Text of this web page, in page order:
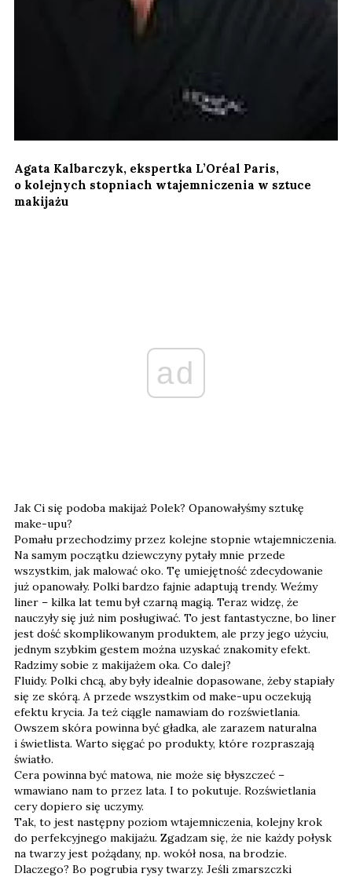
Agata Kalbarczyk, ekspertka L’Oréal Paris,
o kolejnych stopniach wtajemniczenia w sztuce
makijażu
ad
Jak Ci się podoba makijaż Polek? Opanowałyśmy sztukę
make-upu?
Pomału przechodzimy przez kolejne stopnie wtajemniczenia.
Na samym początku dziewczyny pytały mnie przede
wszystkim, jak malować oko. Tę umiejętność zdecydowanie
już opanowały. Polki bardzo fajnie adaptują trendy. Weźmy
liner – kilka lat temu był czarną magią. Teraz widzę, że
nauczyły się już nim posługiwać. To jest fantastyczne, bo liner
jest dość skomplikowanym produktem, ale przy jego użyciu,
jednym szybkim gestem można uzyskać znakomity efekt.
Radzimy sobie z makijażem oka. Co dalej?
Fluidy. Polki chcą, aby były idealnie dopasowane, żeby stapiały
się ze skórą. A przede wszystkim od make-upu oczekują
efektu krycia. Ja też ciągle namawiam do rozświetlania.
Owszem skóra powinna być gładka, ale zarazem naturalna
i świetlista. Warto sięgać po produkty, które rozpraszają
światło.
Cera powinna być matowa, nie może się błyszczeć –
wmawiano nam to przez lata. I to pokutuje. Rozświetlania
cery dopiero się uczymy.
Tak, to jest następny poziom wtajemniczenia, kolejny krok
do perfekcyjnego makijażu. Zgadzam się, że nie każdy połysk
na twarzy jest pożądany, np. wokół nosa, na brodzie.
Dlaczego? Bo pogrubia rysy twarzy. Jeśli zmarszczki